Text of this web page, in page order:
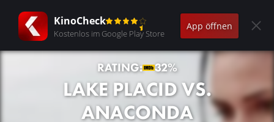
KinoCheck
Kostenlos im Google Play Store
App öffnen
RATING: 32%
LAKE PLACID VS.
ANACONDA